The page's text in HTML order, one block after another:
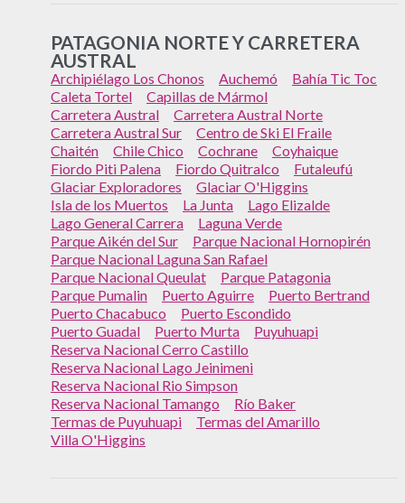
PATAGONIA NORTE Y CARRETERA
AUSTRAL
Archipiélago Los Chonos Auchemó
Bahía Tic Toc
Caleta Tortel
Capillas de Mármol
Carretera Austral
Carretera Austral Norte
Carretera Austral Sur
Centro de Ski El Fraile
Chaitén
Chile Chico Cochrane
Coyhaique
Fiordo Piti Palena
Fiordo Quitralco
Futaleufú
Glaciar Exploradores
Glaciar O'Higgins
Isla de los Muertos
La Junta
Lago Elizalde
Lago General Carrera
Laguna Verde
Parque Aikén del Sur
Parque Nacional Hornopirén
Parque Nacional Laguna San Rafael
Parque Nacional Queulat
Parque Patagonia
Parque Pumalin
Puerto Aguirre
Puerto Bertrand
Puerto Chacabuco
Puerto Escondido
Puerto Guadal
Puerto Murta
Puyuhuapi
Reserva Nacional Cerro Castillo
Reserva Nacional Lago Jeinimeni
Reserva Nacional Rio Simpson
Reserva Nacional Tamango
Río Baker
Termas de Puyuhuapi
Termas del Amarillo
Villa O'Higgins